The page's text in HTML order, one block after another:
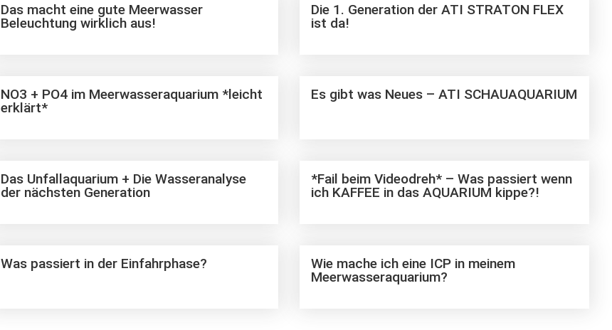
Das macht eine gute Meerwasser
Beleuchtung wirklich aus!
Die 1. Generation der ATI STRATON FLEX
ist da!
NO3 + PO4 im Meerwasseraquarium *leicht
erklärt*
Es gibt was Neues – ATI SCHAUAQUARIUM
Das Unfallaquarium + Die Wasseranalyse
der nächsten Generation
*Fail beim Videodreh* – Was passiert wenn
ich KAFFEE in das AQUARIUM kippe?!
Was passiert in der Einfahrphase?
Wie mache ich eine ICP in meinem
Meerwasseraquarium?